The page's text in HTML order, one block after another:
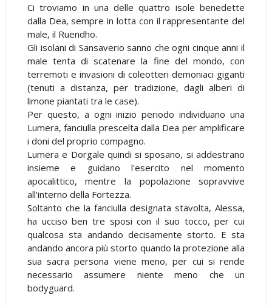
Ci troviamo in una delle quattro isole benedette
dalla Dea, sempre in lotta con il rappresentante del
male, il Ruendho.
Gli isolani di Sansaverio sanno che ogni cinque anni il
male tenta di scatenare la fine del mondo, con
terremoti e invasioni di coleotteri demoniaci giganti
(tenuti a distanza, per tradizione, dagli alberi di
limone piantati tra le case).
Per questo, a ogni inizio periodo individuano una
Lumera, fanciulla prescelta dalla Dea per amplificare
i doni del proprio compagno.
Lumera e Dorgale quindi si sposano, si addestrano
insieme e guidano l'esercito nel momento
apocalittico, mentre la popolazione sopravvive
all'interno della Fortezza.
Soltanto che la fanciulla designata stavolta, Alessa,
ha ucciso ben tre sposi con il suo tocco, per cui
qualcosa sta andando decisamente storto. E sta
andando ancora più storto quando la protezione alla
sua sacra persona viene meno, per cui si rende
necessario assumere niente meno che un
bodyguard.